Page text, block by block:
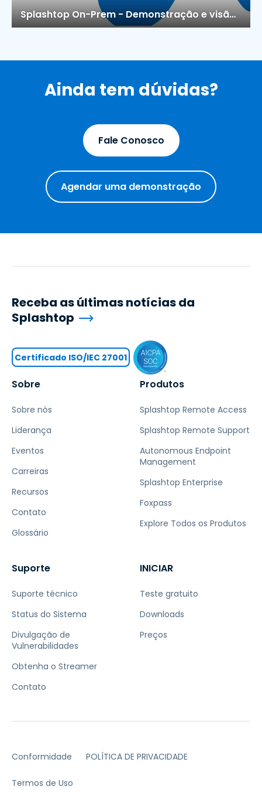
Splashtop On-Prem - Demonstração e visão geral do produto
Ainda tem dúvidas?
Fale Conosco
Agendar uma demonstração
Sobre
Sobre nós
Liderança
Eventos
Carreiras
Recursos
Contato
Glossário
Produtos
Splashtop Remote Access
Splashtop Remote Support
Autonomous Endpoint
Management
Splashtop Enterprise
Foxpass
Explore Todos os Produtos
Suporte
Suporte técnico
Status do Sistema
Divulgação de
Vulnerabilidades
Obtenha o Streamer
Contato
INICIAR
Teste gratuito
Downloads
Preços
Receba as últimas notícias da
Splashtop
Certificado ISO/IEC 27001
Conformidade POLÍTICA DE PRIVACIDADE
Termos de Uso